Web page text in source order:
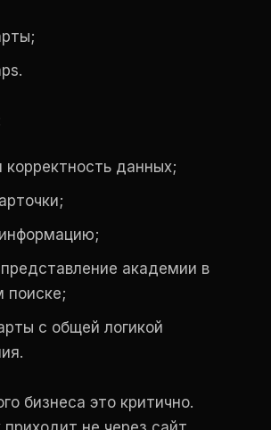
корректность данных;
академии в
поиске;
с общей логикой
бизнеса это критично.